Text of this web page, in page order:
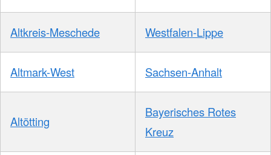
Altkreis-Meschede Westfalen-Lippe
Altmark-West Sachsen-Anhalt
Altötting
Bayerisches Rotes
Kreuz